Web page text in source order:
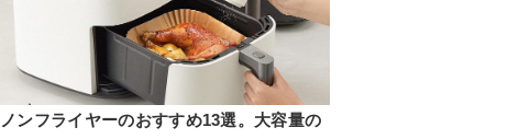
ノンフライヤーのおすすめ13選。大容量の